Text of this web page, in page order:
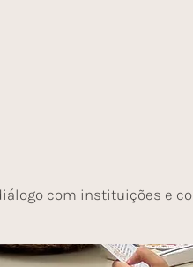
com instituições e